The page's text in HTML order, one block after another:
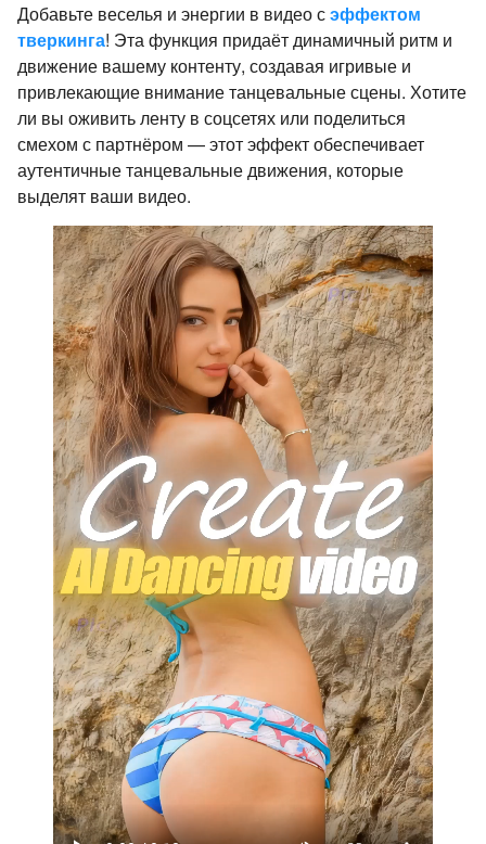
Добавьте веселья и энергии в видео сэффектом
тверкинга! Эта функция придаёт динамичный ритм и
движение вашему контенту, создавая игривые и
привлекающие внимание танцевальные сцены. Хотите
ли вы оживить ленту в соцсетях или поделиться
смехом с партнёром — этот эффект обеспечивает
аутентичные танцевальные движения, которые
выделят ваши видео.